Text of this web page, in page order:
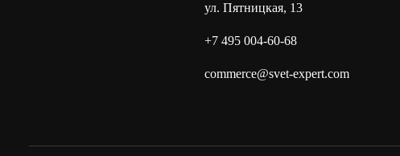
ул. Пятницкая, 13
+7 495 004-60-68
commerce@svet-expert.com